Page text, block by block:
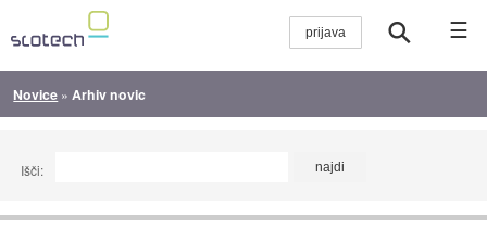
☰
Novice » Arhiv novic
Išči: